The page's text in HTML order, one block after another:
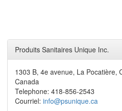
Produits Sanitaires Unique Inc.
1303 B, 4e avenue, La Pocatière,
Canada
Telephone: 418-856-2543
Courriel: info@psunique.ca